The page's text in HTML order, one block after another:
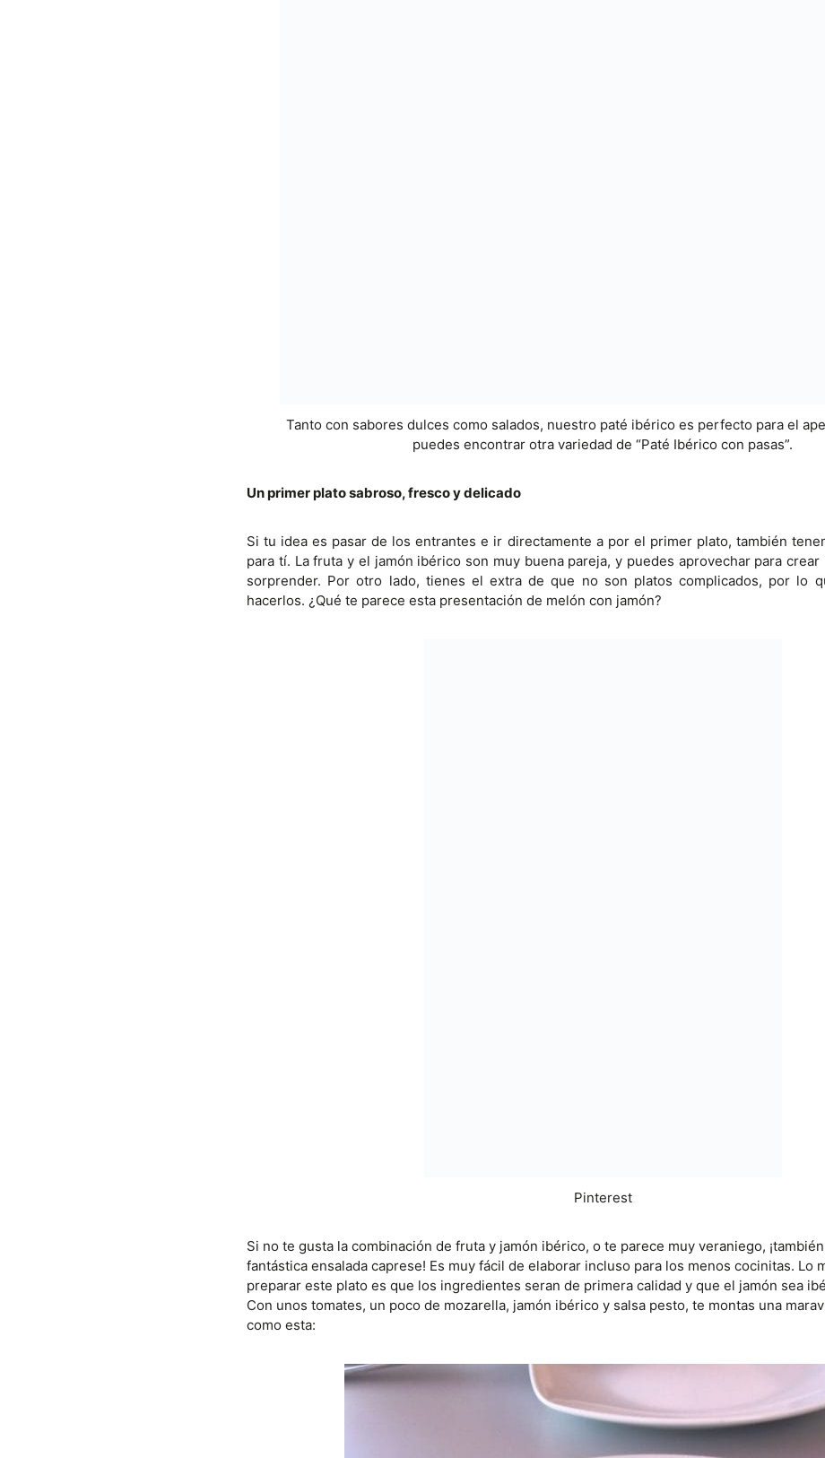
Tanto con sabores dulces como salados, nuestro paté ibérico es perfecto para el
puedes encontrar otra variedad de “Paté Ibérico con pasas”.
Un primer plato sabroso, fresco y delicado
Si tu idea es pasar de los entrantes e ir directamente a por el primer plato, también
para tí. La fruta y el jamón ibérico son muy buena pareja, y puedes aprovechar para
sorprender. Por otro lado, tienes el extra de que no son platos complicados, por lo
hacerlos. ¿Qué te parece esta presentación de melón con jamón?
Pinterest
Si no te gusta la combinación de fruta y jamón ibérico, o te parece muy veraniego,
fantástica ensalada caprese! Es muy fácil de elaborar incluso para los menos cocinitas. Lo
preparar este plato es que los ingredientes seran de primera calidad y que el jamón sea
Con unos tomates, un poco de mozarella, jamón ibérico y salsa pesto, te montas una
como esta: